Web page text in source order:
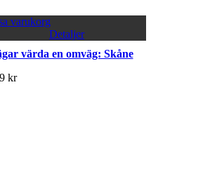
varukorg
Detaljer
värda en omväg: Skåne
kr